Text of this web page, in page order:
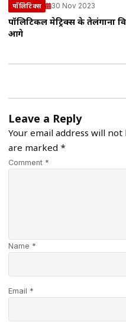
पॉलिटिक्स 30 Nov 2023
पॉलिटिकल मेट्रिक्स के तेलंगाना
आगे
Leave a Reply
Your email address will not
are marked *
Comment *
Name *
Email *